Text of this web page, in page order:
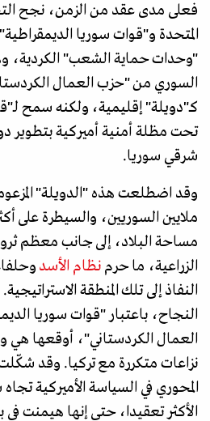
فعلى مدى عقد من الزمن، نجح
المتحدة و"قوات سوريا
"وحدات حماية الشعب" الكردية،
السوري من "حزب العمال
كـ"دويلة" إقليمية، ولكنه سمح
تحت مظلة أمنية أميركية بتطوير
شرقي سوريا.
وقد اضطلعت هذه "الدويلة"
مساحة البلاد، إلى جانب معظم
الزراعية، ما حرم نظام الأسد
النفاذ إلى تلك المنطقة
النجاح، باعتبار "قوات سوريا
العمال الكردستاني"، أوقعها هي
نزاعات متكررة مع تركيا. وقد
المحوري في السياسة الأميركية تجاه
الأكثر تعقيدا، حتى إنها هيمنت